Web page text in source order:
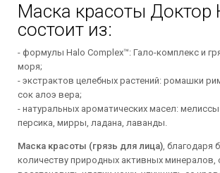
Маска красоты Доктор
состоит из:
- формулы Halo Complex™: Гало-комплекс и
моря;
- экстрактов целебных растений: ромашки
сок алоэ вера;
- натуральных ароматических масел:
персика, мирры, ладана, лаванды.
Маска красоты (грязь для лица), благодаря
количеству природных активных минералов,